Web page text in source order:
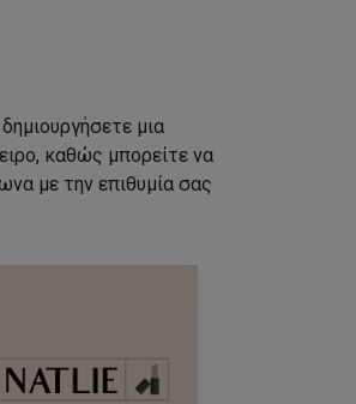
μια
καθώς μπορείτε να
με την επιθυμία σας